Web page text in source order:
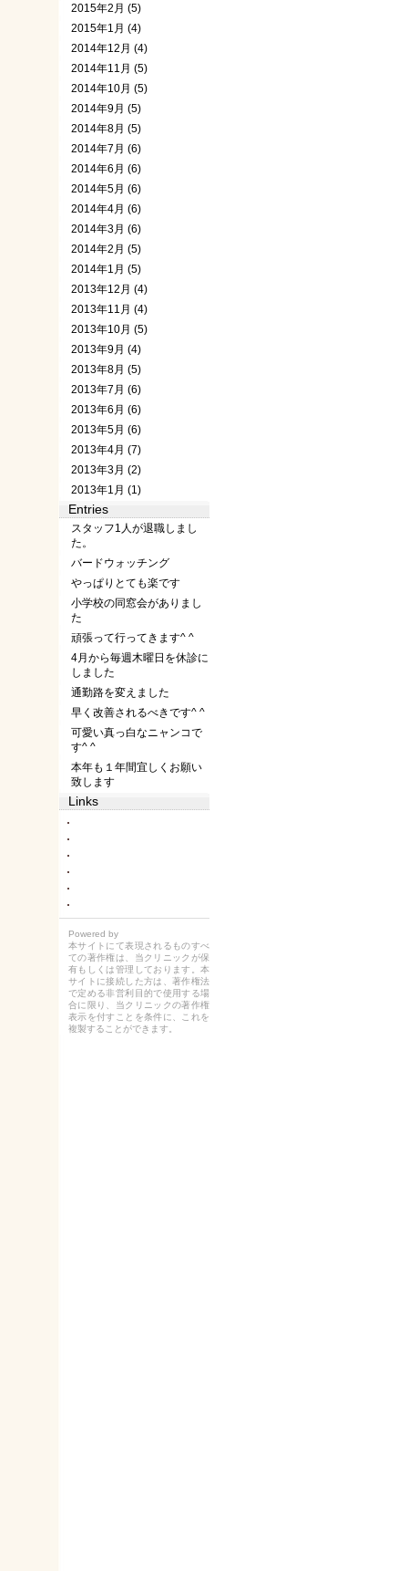
2015年2月 (5)
2015年1月 (4)
2014年12月 (4)
2014年11月 (5)
2014年10月 (5)
2014年9月 (5)
2014年8月 (5)
2014年7月 (6)
2014年6月 (6)
2014年5月 (6)
2014年4月 (6)
2014年3月 (6)
2014年2月 (5)
2014年1月 (5)
2013年12月 (4)
2013年11月 (4)
2013年10月 (5)
2013年9月 (4)
2013年8月 (5)
2013年7月 (6)
2013年6月 (6)
2013年5月 (6)
2013年4月 (7)
2013年3月 (2)
2013年1月 (1)
Entries
スタッフ1人が退職しまし
た。
バードウォッチング
やっぱりとても楽です
小学校の同窓会がありまし
た
頑張って行ってきます^ ^
4月から毎週木曜日を休診に
しました
通勤路を変えました
早く改善されるべきです^ ^
可愛い真っ白なニャンコで
す^ ^
本年も１年間宜しくお願い
致します
Links
Powered by
本サイトにて表現されるものすべ
ての著作権は、当クリニックが保
有もしくは管理しております。本
サイトに接続した方は、著作権法
で定める非営利目的で使用する場
合に限り、当クリニックの著作権
表示を付すことを条件に、これを
複製することができます。